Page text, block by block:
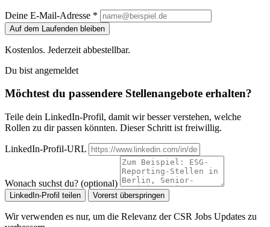
Deine E-Mail-Adresse *
Auf dem Laufenden bleiben
Kostenlos. Jederzeit abbestellbar.
Du bist angemeldet
Möchtest du passendere Stellenangebote erhalten?
Teile dein LinkedIn-Profil, damit wir besser verstehen, welche
Rollen zu dir passen könnten. Dieser Schritt ist freiwillig.
LinkedIn-Profil-URL
Wonach suchst du? (optional)
LinkedIn-Profil teilen Vorerst überspringen
Wir verwenden es nur, um die Relevanz der CSR Jobs Updates zu